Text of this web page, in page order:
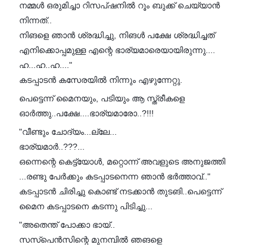
നമ്മൾ ഒരുമിച്ചാ റിസപ്ഷനിൽ റൂം ബുക്ക് ചെയ്യാൻ
നിന്നത്..
നിങളെ ഞാൻ ശ്രദ്ധിച്ചു, നിങൾ പക്ഷേ ശ്രദ്ധിച്ചത്
എനിക്കൊപ്പമുള്ള എന്റെ ഭാര്യമാരെയായിരുന്നു....
ഹ...ഹ..ഹ...."
കടപ്പാടൻ കസേരയിൽ നിന്നും എഴുന്നേറ്റു.
പെട്ടെന്ന് മൈനയും, പടിയും ആ സ്ത്രീകളെ
ഓർത്തു..പക്ഷേ....ഭാര്യമാരോ..?!!!
"വീണ്ടും ചോദ്യം...ല്ലേ...
ഭാര്യമാർ..???...
ഒന്നെന്റെ കെട്ട്യോൾ, മറ്റൊന്ന് അവളുടെ അനുജത്തി
...രണ്ടു പേർക്കും കടപ്പാടനെന്ന ഞാൻ ഭർത്താവ്.."
കടപ്പാടൻ ചിരിച്ചു കൊണ്ട് നടക്കാൻ തുടങി..പെട്ടെന്ന്
മൈന കടപ്പാടനെ കടന്നു പിടിച്ചു...
"അതെന്ത് പോക്കാ ഭായ്..
സസ്പെൻസിന്റെ മുനമ്പിൽ ഞങളെ